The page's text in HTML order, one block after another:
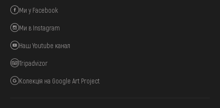
Ми у Facebook
Ми в Instagram
Наш Youtube канал
Tripadvizor
Колекція на Google Art Project